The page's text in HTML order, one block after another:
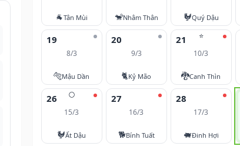
🐐Tân Mùi 🐒Nhâm Thân 🐓Quý Dậu
19
8/3
🐅Mậu Dần
20
9/3
🐈Kỷ Mão
⭐
21
10/3
🐉Canh Thìn
🌕
26
15/3
🐓Ất Dậu
27
16/3
🐕Bính Tuất
28
17/3
🐖Đinh Hợi